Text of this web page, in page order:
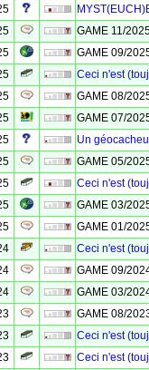
GAME 11/
GAME 09/
Ceci n'est
GAME 08/
GAME 07/
Un
GAME 05/
Ceci n'est
GAME 03/
GAME 01/
Ceci n'est
GAME 09/
GAME 03/
GAME 08/
Ceci n'est
Ceci n'est